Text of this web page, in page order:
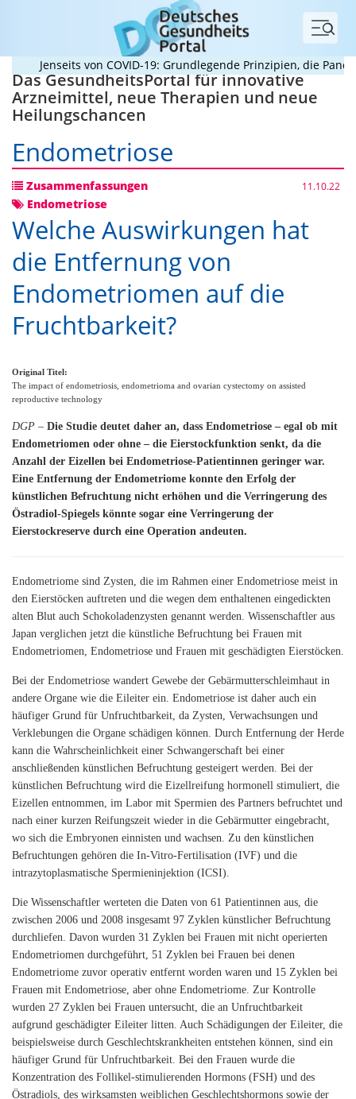
Menü
Jenseits von COVID-19: Grundlegende Prinzipien, die
Das GesundheitsPortal für innovative
Arzneimittel, neue Therapien und neue
Heilungschancen
Endometriose
Zusammenfassungen 11.10.22
Endometriose
Welche Auswirkungen hat
die Entfernung von
Endometriomen auf die
Fruchtbarkeit?
Original Titel:
The impact of endometriosis, endometrioma and ovarian cystectomy on assisted
reproductive technology
DGP – Die Studie deutet daher an, dass Endometriose – egal ob mit
Endometriomen oder ohne – die Eierstockfunktion senkt, da die
Anzahl der Eizellen bei Endometriose-Patientinnen geringer war.
Eine Entfernung der Endometriome konnte den Erfolg der
künstlichen Befruchtung nicht erhöhen und die Verringerung des
Östradiol-Spiegels könnte sogar eine Verringerung der
Eierstockreserve durch eine Operation andeuten.
Endometriome sind Zysten, die im Rahmen einer Endometriose meist in
den Eierstöcken auftreten und die wegen dem enthaltenen eingedickten
alten Blut auch Schokoladenzysten genannt werden. Wissenschaftler aus
Japan verglichen jetzt die künstliche Befruchtung bei Frauen mit
Endometriomen, Endometriose und Frauen mit geschädigten Eierstöcken.
Bei der Endometriose wandert Gewebe der Gebärmutterschleimhaut in
andere Organe wie die Eileiter ein. Endometriose ist daher auch ein
häufiger Grund für Unfruchtbarkeit, da Zysten, Verwachsungen und
Verklebungen die Organe schädigen können. Durch Entfernung der Herde
kann die Wahrscheinlichkeit einer Schwangerschaft bei einer
anschließenden künstlichen Befruchtung gesteigert werden. Bei der
künstlichen Befruchtung wird die Eizellreifung hormonell stimuliert, die
Eizellen entnommen, im Labor mit Spermien des Partners befruchtet und
nach einer kurzen Reifungszeit wieder in die Gebärmutter eingebracht,
wo sich die Embryonen einnisten und wachsen. Zu den künstlichen
Befruchtungen gehören die In-Vitro-Fertilisation (IVF) und die
intrazytoplasmatische Spermieninjektion (ICSI).
Die Wissenschaftler werteten die Daten von 61 Patientinnen aus, die
zwischen 2006 und 2008 insgesamt 97 Zyklen künstlicher Befruchtung
durchliefen. Davon wurden 31 Zyklen bei Frauen mit nicht operierten
Endometriomen durchgeführt, 51 Zyklen bei Frauen bei denen
Endometriome zuvor operativ entfernt worden waren und 15 Zyklen bei
Frauen mit Endometriose, aber ohne Endometriome. Zur Kontrolle
wurden 27 Zyklen bei Frauen untersucht, die an Unfruchtbarkeit
aufgrund geschädigter Eileiter litten. Auch Schädigungen der Eileiter, die
beispielsweise durch Geschlechtskrankheiten entstehen können, sind ein
häufiger Grund für Unfruchtbarkeit. Bei den Frauen wurde die
Konzentration des Follikel-stimulierenden Hormons (FSH) und des
Östradiols, des wirksamsten weiblichen Geschlechtshormons sowie der